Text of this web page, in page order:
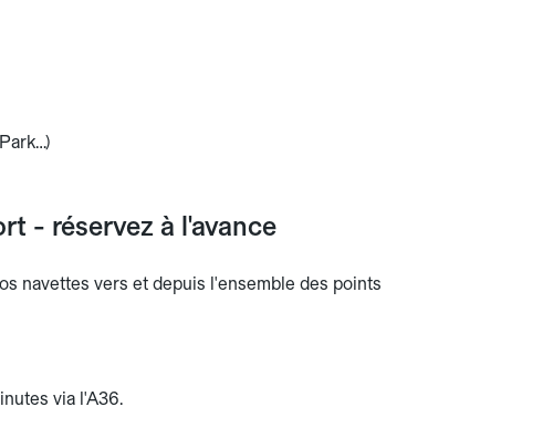
- réservez à l'avance
navettes vers et depuis l'ensemble des points
via l'A36.